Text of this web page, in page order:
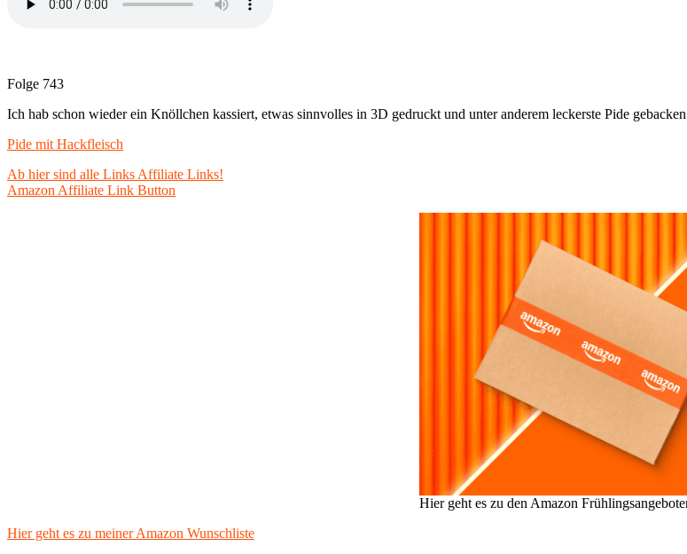
Folge 743
Ich hab schon wieder ein Knöllchen kassiert, etwas sinnvolles in 3D gedruckt und unter anderem leckerste Pide
Pide mit Hackfleisch
Ab hier sind alle Links Affiliate Links!
Amazon Affiliate Link Button
Hier geht es zu den Amazon
Hier geht es zu meiner Amazon Wunschliste